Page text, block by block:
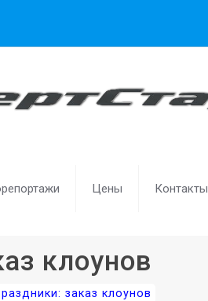
Цены Контакты
клоунов
заказ клоунов